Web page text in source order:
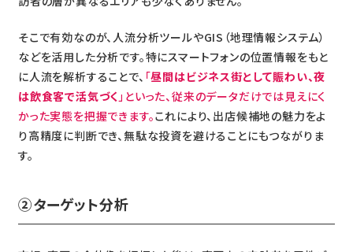
そこで有効なのが、人流分析ツールやGIS（地理情報システム）
などを活用した分析です。特にスマートフォンの位置情報をもと
に人流を解析することで、 「昼間はビジネス街として賑わい、夜
は飲食客で活気づく」といった、従来のデータだけでは見えにく
かった実態を把握できます。これにより、出店候補地の魅力をよ
り高精度に判断でき、無駄な投資を避けることにもつながりま
す。
②ターゲット分析